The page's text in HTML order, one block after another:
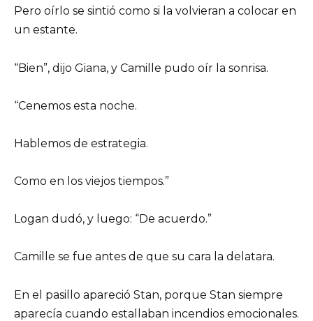
Pero oírlo se sintió como si la volvieran a colocar en
un estante.
“Bien”, dijo Giana, y Camille pudo oír la sonrisa.
“Cenemos esta noche.
Hablemos de estrategia.
Como en los viejos tiempos.”
Logan dudó, y luego: “De acuerdo.”
Camille se fue antes de que su cara la delatara.
En el pasillo apareció Stan, porque Stan siempre
aparecía cuando estallaban incendios emocionales.